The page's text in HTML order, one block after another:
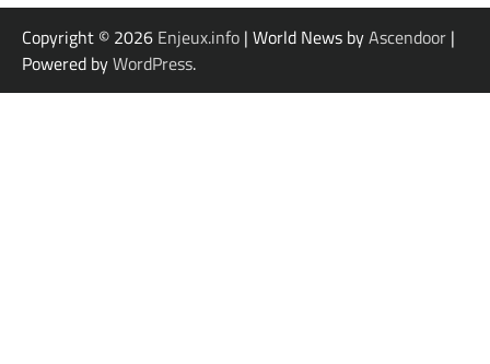
Copyright © 2026 Enjeux.info | World News byAscendoor |
Powered byWordPress.